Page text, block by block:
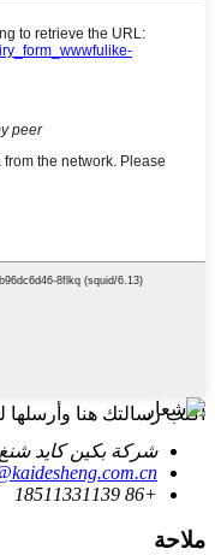
اكتب رسالتك هنا وأرسلها
شركة بكين كايد شنغ
+86 18511331139
ملاحة